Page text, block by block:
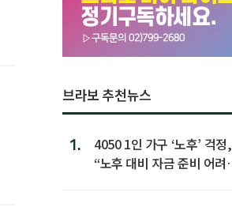
브라보 추천뉴스
1.
4050 1인 가구 ‘노후’ 걱정,
“노후 대비 자금 준비 어려